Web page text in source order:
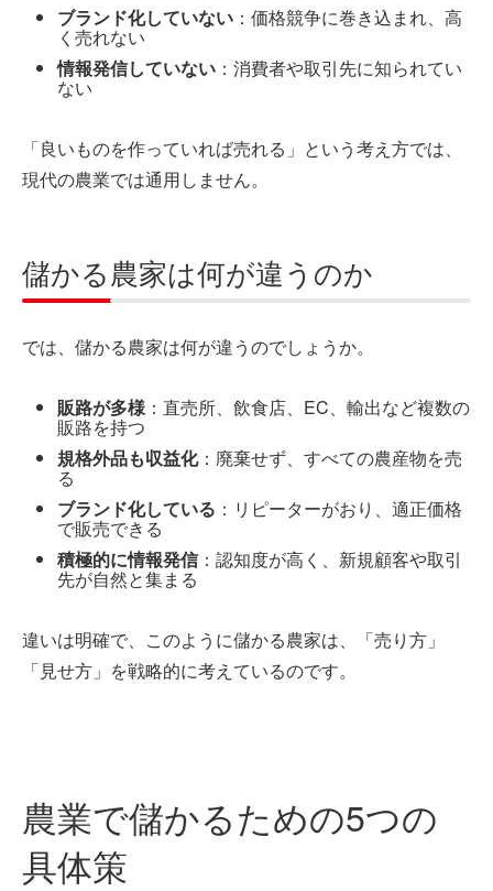
ブランド化していない ：価格競争に巻き込まれ、高
く売れない
情報発信していない ：消費者や取引先に知られてい
ない
「良いものを作っていれば売れる」という考え方では、
現代の農業では通用しません。
儲かる農家は何が違うのか
では、儲かる農家は何が違うのでしょうか。
販路が多様：直売所、飲食店、EC、輸出など複数の
販路を持つ
規格外品も収益化：廃棄せず、すべての農産物を売
る
ブランド化している ：リピーターがおり、適正価格
で販売できる
積極的に情報発信：認知度が高く、新規顧客や取引
先が自然と集まる
違いは明確で、このように儲かる農家は、「売り方」
「見せ方」を戦略的に考えているのです。
農業で儲かるための5つの
具体策